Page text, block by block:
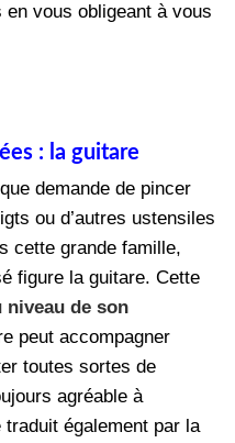
vous obligeant à vous
: la guitare
demande de pincer
ou d’autres ustensiles
cette grande famille,
figure la guitare. Cette
de son
peut accompagner
toutes sortes de
agréable à
également par la